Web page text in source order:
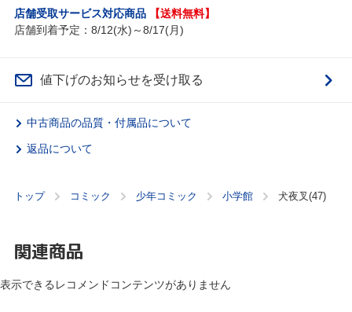
店舗受取サービス対応商品
【送料無料】
店舗到着予定：8/12(水)～8/17(月)
値下げのお知らせを受け取る
中古商品の品質・付属品について
返品について
トップ コミック 少年コミック 小学館 犬夜叉(47)
関連商品
表示できるレコメンドコンテンツがありません